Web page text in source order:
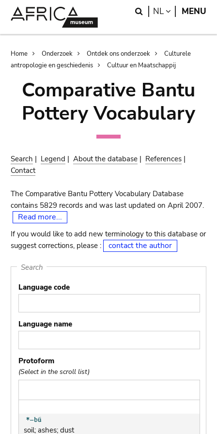
Search
NL LANGUAGE
MENU
Breadcrumb
Home Onderzoek Ontdek ons onderzoek
Culturele
antropologie en geschiedenis
Cultuur en Maatschappij
Comparative Bantu
Pottery Vocabulary
Search | Legend |About the database | References |
Contact
The Comparative Bantu Pottery Vocabulary Database
contains 5829 records and was last updated on April 2007.
Read more...
If you would like to add new terminology to this database or
suggest corrections, please :
contact the author
Search
Language code
Language name
Protoform
(Select in the scroll list)
soil; ashes; dust